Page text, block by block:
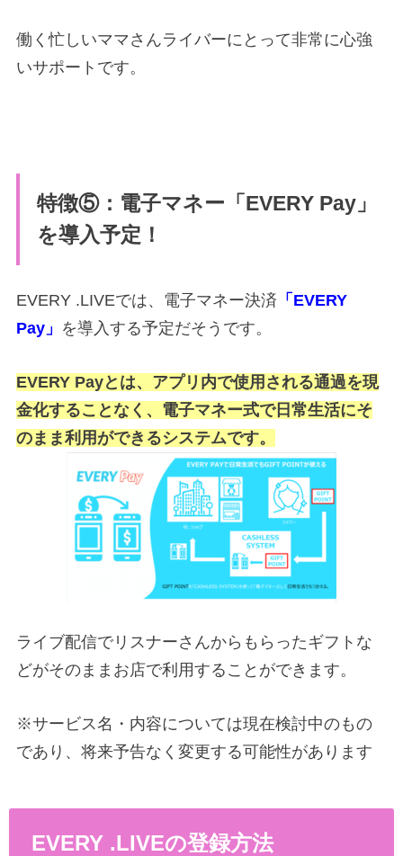
働く忙しいママさんライバーにとって非常に心強
いサポートです。
特徴⑤：電子マネー「EVERY Pay」
を導入予定！
EVERY .LIVEでは、電子マネー決済 「EVERY
Pay」 を導入する予定だそうです。
EVERY Payとは、アプリ内で使用される通過を現
金化することなく、電子マネー式で日常生活にそ
のまま利用ができるシステムです。
ライブ配信でリスナーさんからもらったギフトな
どがそのままお店で利用することができます。
※サービス名・内容については現在検討中のもの
であり、将来予告なく変更する可能性があります
EVERY .LIVEの登録方法